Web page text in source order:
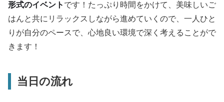
形式のイベント です！たっぷり時間をかけて、美味しいご
はんと共にリラックスしながら進めていくので、一人ひと
りが自分のペースで、心地良い環境で深く考えることがで
きます！
当日の流れ